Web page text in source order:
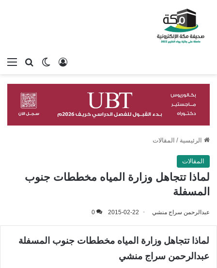
بحثالوضع
تسجيل الدخول
الرئيسية / المقالات
المقالات
لماذا تتجاهل وزارة المياه مخططات جنوب
المسفلة
عبدالرحمن سراج منشي 2015-02-22
0
لماذا تتجاهل وزارة المياه مخططات جنوب المسفلة
عبدالرحمن سراج منشي